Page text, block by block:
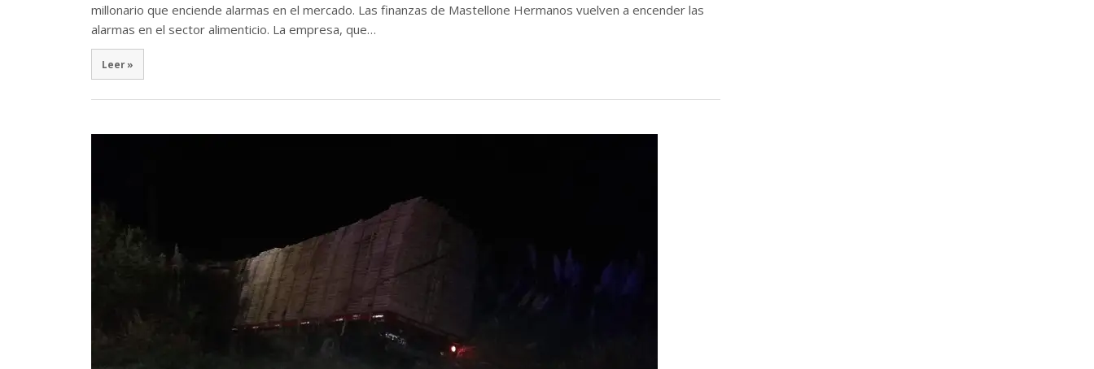
millonario que enciende alarmas en el mercado. Las finanzas de Mastellone Hermanos vuelven a encender las
alarmas en el sector alimenticio. La empresa, que…
Leer »